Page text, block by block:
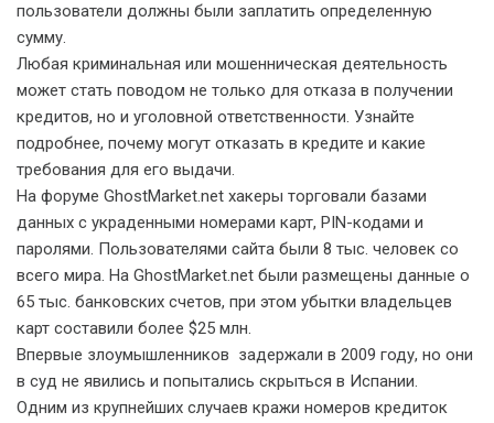
пользователи должны были заплатить определенную
сумму.
Любая криминальная или мошенническая деятельность
может стать поводом не только для отказа в получении
кредитов, но и уголовной ответственности. Узнайте
подробнее, почему могут отказать в кредите и какие
требования для его выдачи.
На форуме GhostMarket.net хакеры торговали базами
данных с украденными номерами карт, PIN-кодами и
паролями. Пользователями сайта были 8 тыс. человек со
всего мира. На GhostMarket.net были размещены данные о
65 тыс. банковских счетов, при этом убытки владельцев
карт составили более $25 млн.
Впервые злоумышленников задержали в 2009 году, но они
в суд не явились и попытались скрыться в Испании.
Одним из крупнейших случаев кражи номеров кредиток